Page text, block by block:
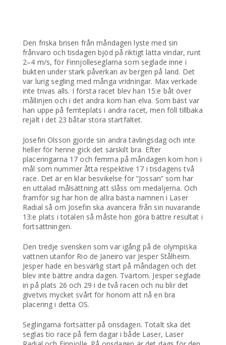
Den friska brisen från måndagen lyste med sin
frånvaro och tisdagen bjöd på riktigt lätta vindar, runt
2–4 m/s, för Finnjolleseglarna som seglade inne i
bukten under stark påverkan av bergen på land. Det
var lurig segling med många vridningar. Max verkade
inte trivas alls. I första racet blev han 15:e båt över
mållinjen och i det andra kom han elva. Som bäst var
han uppe på femteplats i andra racet, men föll tillbaka
rejält i det 23 båtar stora startfältet.
Josefin Olsson gjorde sin andra tävlingsdag och inte
heller för henne gick det särskilt bra. Efter
placeringarna 17 och femma på måndagen kom hon i
mål som nummer åtta respektive 17 i tisdagens två
race. Det är en klar besvikelse för ”Jossan” som har
en uttalad målsättning att slåss om medaljerna. Och
framför sig har hon de allra bästa namnen i Laser
Radial så om Josefin ska avancera från sin nuvarande
13:e plats i totalen så måste hon göra bättre resultat i
fortsättningen.
Den tredje svensken som var igång på de olympiska
vattnen utanför Rio de Janeiro var Jesper Stålheim.
Jesper hade en besvärlig start på måndagen och det
blev inte bättre andra dagen. Tvärtom. Jesper seglade
in på plats 26 och 29 i de två racen och nu blir det
givetvis mycket svårt för honom att nå en bra
placering i detta OS.
Seglingarna fortsätter på onsdagen. Totalt ska det
seglas tio race på fem dagar i både Laser, Laser